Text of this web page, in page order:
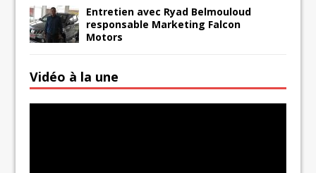
Entretien avec Ryad Belmouloud
responsable Marketing Falcon
Motors
Vidéo à la une